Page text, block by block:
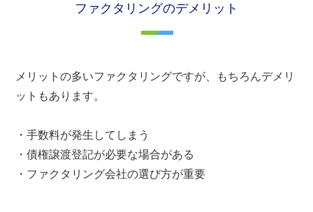
ファクタリングのデメリット
メリットの多いファクタリングですが、もちろんデメリ
ットもあります。
・手数料が発生してしまう
・債権譲渡登記が必要な場合がある
・ファクタリング会社の選び方が重要